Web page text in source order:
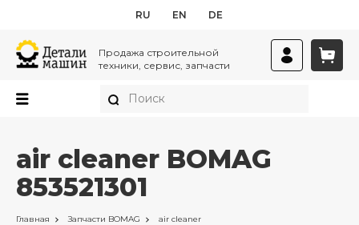
RU EN DE
Продажа строительной
техники, сервис, запчасти
air cleaner BOMAG
853521301
Главная Запчасти BOMAG air cleaner